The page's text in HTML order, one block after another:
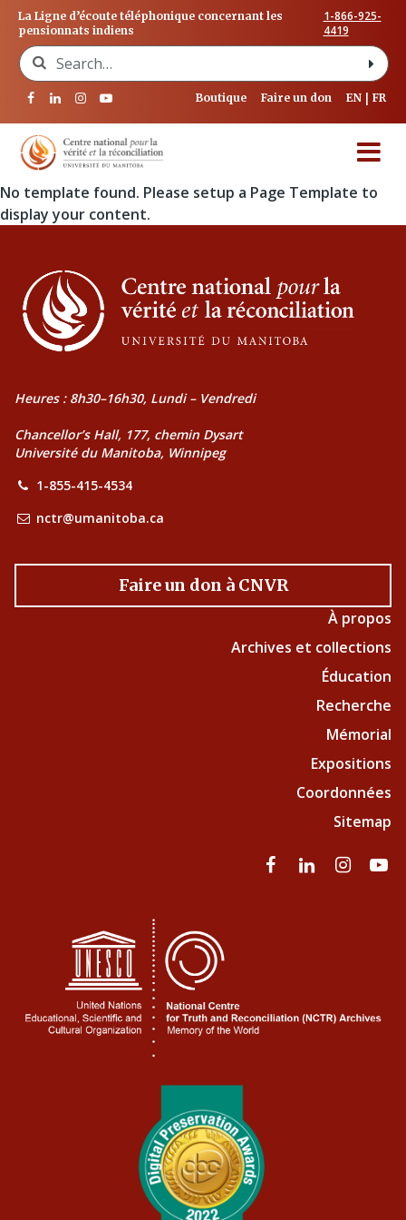
La Ligne d’écoute téléphonique concernant les
pensionnats indiens
1-866-925-
4419
Search for:
Boutique Faire un don EN FR
No template found. Please setup a Page Template to
display your content.
Heures : 8h30–16h30, Lundi – Vendredi
Chancellor’s Hall, 177, chemin Dysart
Université du Manitoba, Winnipeg
1-855-415-4534
nctr@umanitoba.ca
Faire un don à CNVR
À propos
Archives et collections
Éducation
Recherche
Mémorial
Expositions
Coordonnées
Sitemap